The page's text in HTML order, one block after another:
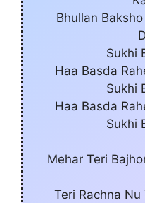
Bhullan
Sukhi
Haa Basda
Sukhi
Haa Basda
Sukhi
Mehar Teri
Teri Rachna Nu